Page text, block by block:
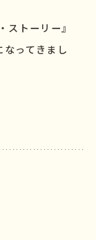
ストーリー』
なってきまし